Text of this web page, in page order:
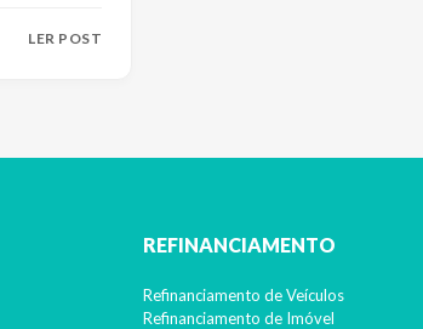
LER POST
REFINANCIAMENTO
Refinanciamento de Veículos
Refinanciamento de Imóvel